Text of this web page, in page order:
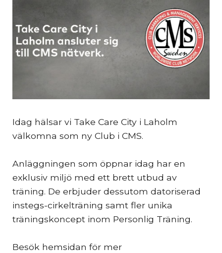
Idag hälsar vi Take Care City i Laholm
välkomna som ny Club i CMS.
Anläggningen som öppnar idag har en
exklusiv miljö med ett brett utbud av
träning. De erbjuder dessutom datoriserad
instegs-cirkelträning samt fler unika
träningskoncept inom Personlig Träning.
Besök hemsidan för mer